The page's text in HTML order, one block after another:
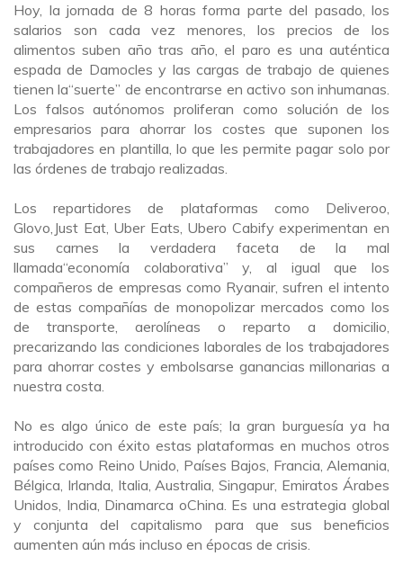
Hoy, la jornada de 8 horas forma parte del pasado, los
salarios son cada vez menores, los precios de los
alimentos suben año tras año, el paro es una auténtica
espada de Damocles y las cargas de trabajo de quienes
tienen la“suerte” de encontrarse en activo son inhumanas.
Los falsos autónomos proliferan como solución de los
empresarios para ahorrar los costes que suponen los
trabajadores en plantilla, lo que les permite pagar solo por
las órdenes de trabajo realizadas.
Los repartidores de plataformas como Deliveroo,
Glovo, Just Eat, Uber Eats, Ubero Cabifyexperimentanen
sus carnes la verdadera faceta de la mal
llamada“economía colaborativa” y, al igual que los
compañeros de empresas como Ryanair, sufren elintento
de estas compañías de monopolizar mercados como los
de transporte, aerolíneas o reparto a domicilio,
precarizando las condiciones laborales de los trabajadores
para ahorrar costes y embolsarse gananciasmillonarias a
nuestra costa.
No es algo único de este país; la gran burguesía ya ha
introducido con éxito estas plataformas en muchos otros
países como Reino Unido, Países Bajos, Francia, Alemania,
Bélgica, Irlanda, Italia, Australia, Singapur, Emiratos Árabes
Unidos, India, Dinamarca oChina. Es una estrategia global
y conjunta del capitalismo para que sus beneficios
aumenten aún más incluso en épocas de crisis.